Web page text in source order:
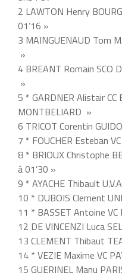
2 LAWTON Henry
01’16 »
3 MAINGUENAUD Tom
»
4 BREANT Romain SCO
»
5 * GARDNER Alistair CC
MONTBELIARD »
6 TRICOT Corentin
7 * FOUCHER Esteban
8 * BRIOUX Christophe
à 01’30 »
9 * AYACHE Thibault
10 * DUBOIS Clement
11 * BASSET Antoine VC
12 DE VINCENZI Luca
13 CLEMENT Thibaut
14 * VEZIE Maxime VC
15 GUERINEL Manu